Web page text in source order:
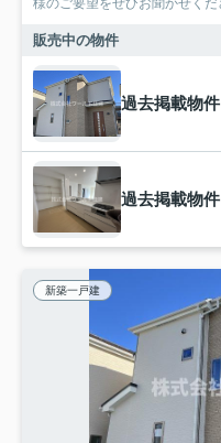
販売中の物件
過去掲載物件
過去掲載物件
新築一戸建